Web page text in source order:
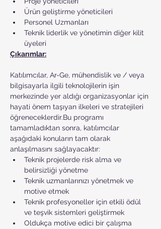
Ürün geliştirme yöneticileri
Personel Uzmanları
Teknik liderlik ve yönetimin diğer kilit
üyeleri
Çıkarımlar:
Katılımcılar, Ar-Ge, mühendislik ve / veya
bilgisayarla ilgili teknolojilerin işin
merkezinde yer aldığı organizasyonlar için
hayati önem taşıyan ilkeleri ve stratejileri
öğreneceklerdir.Bu programı
tamamladıktan sonra, katılımcılar
aşağıdaki konuların tam olarak
anlaşılmasını sağlayacaktır:
Teknik projelerde risk alma ve
belirsizliği yönetme
Teknik uzmanlarınızı yönetmek ve
motive etmek
Teknik profesyoneller için etkili ödül
ve teşvik sistemleri geliştirmek
Oldukça motive edici bir çalışma